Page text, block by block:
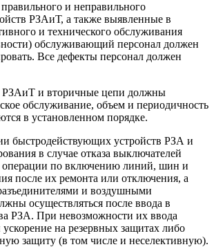
и неправильного
РЗАиТ, а также выявленные в
и технического обслуживания
обслуживающий персонал должен
Все дефекты персонал должен
РЗАиТ и вторичные цепи должны
обслуживание, объем и периодичность
в установленном порядке.
быстродействующих устройств РЗА и
в случае отказа выключателей
по включению линий, шин и
после их ремонта или отключения, а
и воздушными
осуществляться после ввода в
РЗА. При невозможности их ввода
на резервных защитах либо
защиту (в том числе и неселективную).